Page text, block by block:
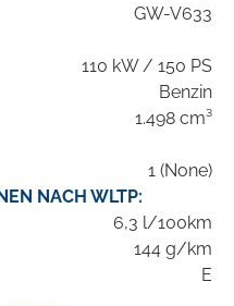
GW-V633
110 kW / 150 PS
Benzin
1.498 cm³
1 (None)
NACH WLTP:
6,3 l/100km
144 g/km
E